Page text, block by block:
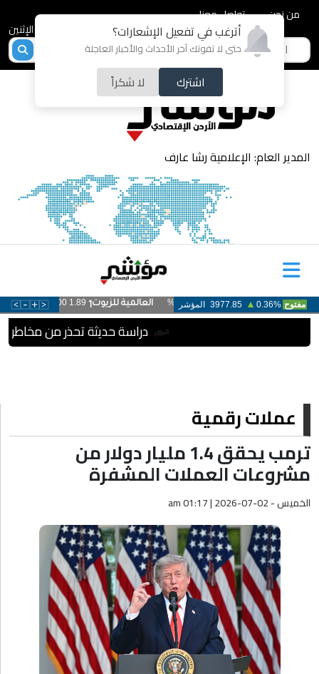
أترغب في تفعيل الإشعارات؟
حتى لا تفوتك آخر الأحداث والأخبار العاجلة
اشترك لا شكراً
من نحن
تواصل معنا
المدير العام: الإعلامية رشا عارف
دراسة حديثة تحذر من مخاطر
عملات رقمية
ترمب يحقق 1.4 مليار دولار من
مشروعات العملات المشفرة
الخميس - am 01:17 | 2026-07-02